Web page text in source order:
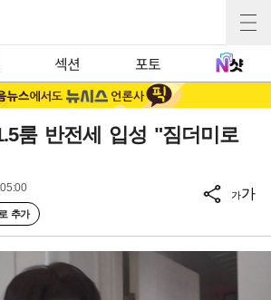
섹션 포토
룸 반전세 입성 "짐더미로
추가
가가